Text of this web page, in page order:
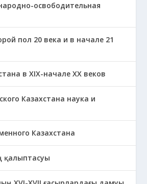
освободительная
пол 20 века и в начале 21
в ХІХ-начале ХХ веков
Казахстана наука и
Казахстана
қалыптасуы